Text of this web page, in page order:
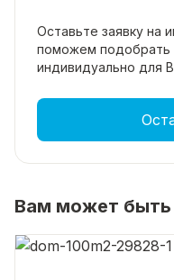
Оставьте заявку на
поможем подобрать
индивидуально для
Вам может быть